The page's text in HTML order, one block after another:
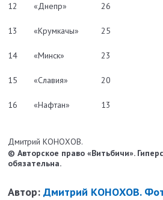
12 «Днепр» 26
13 «Крумкачы» 25
14 «Минск» 23
15 «Славия» 20
16 «Нафтан» 13
Дмитрий КОНОХОВ.
© Авторское право «Витьбичи».
обязательна.
Автор:Дмитрий КОНОХОВ.